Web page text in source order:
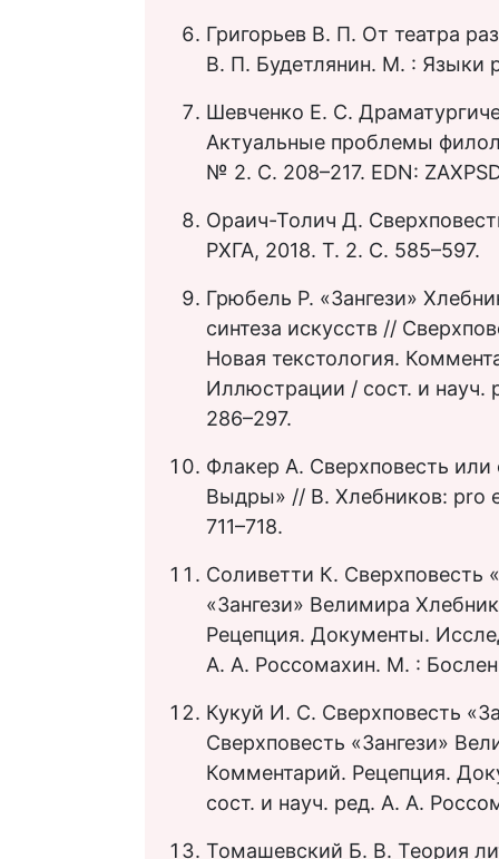
Григорьев В. П. От театра
В. П. Будетлянин. М. : Языки
Шевченко Е. С.
Актуальные проблемы
№ 2. С. 208–217. EDN:
Ораич-Толич Д.
РХГА, 2018. Т. 2. С. 585–597.
Грюбель Р. «Зангези»
синтеза искусств //
Новая текстология.
Иллюстрации / сост. и науч.
286–297.
Флакер А. Сверхповесть
Выдры» // В. Хлебников: pro
711–718.
Соливетти К. Сверхповесть
«Зангези» Велимира
Рецепция. Документы.
А. А. Россомахин. М. :
Кукуй И. С. Сверхповесть
Сверхповесть «Зангези»
Комментарий. Рецепция.
сост. и науч. ред. А. А.
Томашевский Б. В. Теория